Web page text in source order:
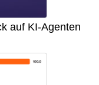
auf KI-Agenten